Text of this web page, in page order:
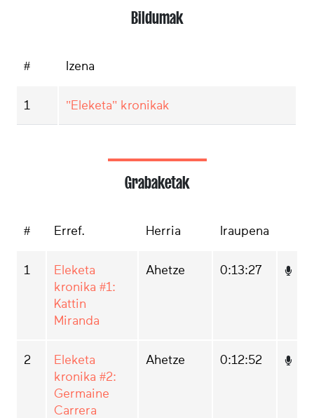
Bildumak
# Izena
1 "Eleketa" kronikak
Grabaketak
# Erref. Herria Iraupena
1
Eleketa
kronika #1:
Kattin
Miranda
Ahetze 0:13:27
2
Eleketa
kronika #2:
Germaine
Carrera
Ahetze 0:12:52